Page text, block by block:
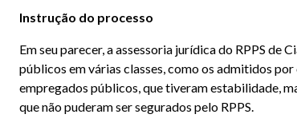
Instrução do processo
Em seu parecer, a assessoria jurídica do RPPS
públicos em várias classes, como os admitidos
empregados públicos, que tiveram estabilidade,
que não puderam ser segurados pelo RPPS.